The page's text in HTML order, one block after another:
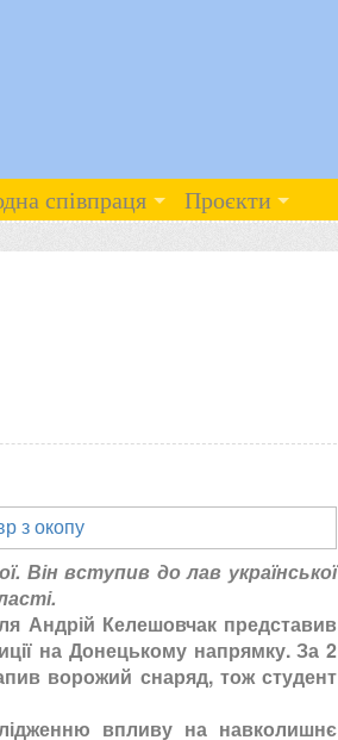
співпраця Проєкти
Він вступив до лав української
Андрій Келешовчак представив
на Донецькому напрямку. За 2
ворожий снаряд, тож студент
впливу на навколишнє